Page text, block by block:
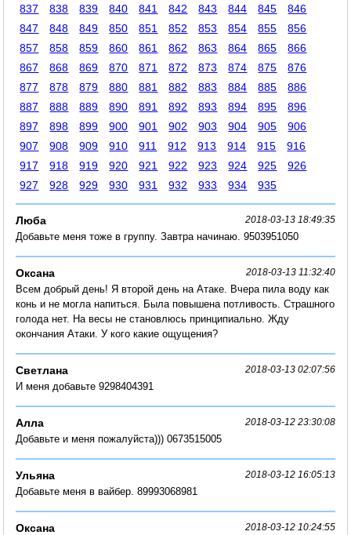
837
838 839 840 841 842 843 844 845
846
847
848 849 850 851 852 853 854 855
856
857
858 859 860 861 862 863 864 865
866
867
868 869 870 871 872 873 874 875
876
877
878 879 880 881 882 883 884 885
886
887
888 889 890 891 892 893 894 895
896
897
898 899 900 901 902 903 904 905
906
907
908 909 910 911 912 913 914 915
916
917
918 919 920 921 922 923 924 925
926
927
928 929 930 931 932 933 934 935
Люба 2018-03-13 18:49:35
Добавьте меня тоже в группу. Завтра начинаю. 9503951050
Оксана 2018-03-13 11:32:40
Всем добрый день! Я второй день на Атаке. Вчера пила воду как
конь и не могла напиться. Была повышена потливость. Страшного
голода нет. На весы не становлюсь принципиально. Жду
окончания Атаки. У кого какие ощущения?
Светлана 2018-03-13 02:07:56
И меня добавьте 9298404391
Алла 2018-03-12 23:30:08
Добавьте и меня пожалуйста))) 0673515005
Ульяна 2018-03-12 16:05:13
Добавьте меня в вайбер. 89993068981
Оксана 2018-03-12 10:24:55